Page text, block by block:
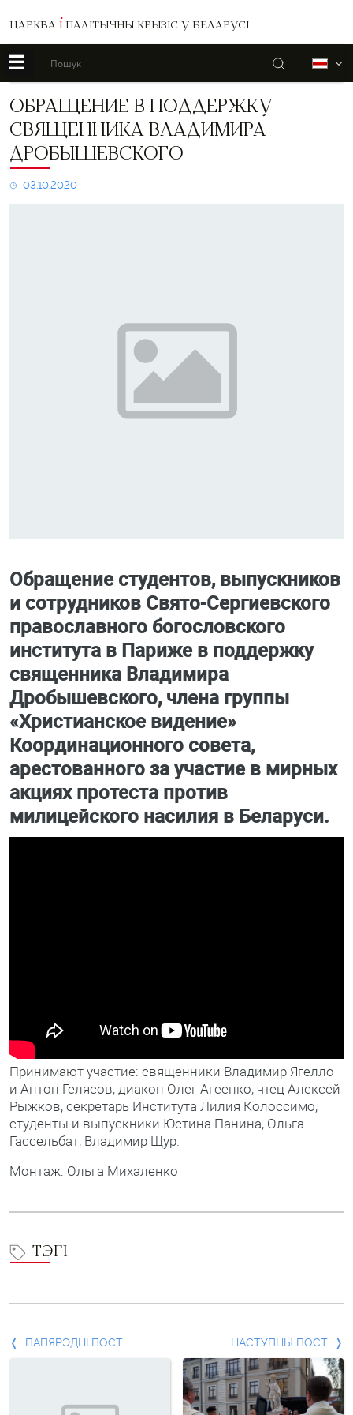
ЦАРКВА І ПАЛІТЫЧНЫ КРЫЗІС У БЕЛАРУСІ
☰ Пошук
Обращение
поддержку
священника
Владимира
Дробышевского
ОБРАЩЕНИЕ В ПОДДЕРЖКУ
СВЯЩЕННИКА ВЛАДИМИРА
ДРОБЫШЕВСКОГО
03.10.2020
Обращение студентов, выпускников
и сотрудников Свято-Сергиевского
православного богословского
института в Париже в поддержку
священника Владимира
Дробышевского, члена группы
«Христианское видение»
Координационного совета,
арестованного за участие в мирных
акциях протеста против
милицейского насилия в Беларуси.
Принимают участие: священники Владимир Ягелло
и Антон Гелясов, диакон Олег Агеенко, чтец Алексей
Рыжков, секретарь Института Лилия Колоссимо,
студенты и выпускники Юстина Панина, Ольга
Гассельбат, Владимир Щур.
Монтаж: Ольга Михаленко
ТЭГІ
Папярэдні
ПАПЯРЭДНІ ПОСТ НАСТУПНЫ ПОСТ